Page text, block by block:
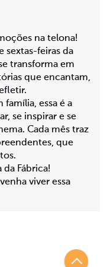
na telona!
sextas-feiras da
transforma em
que encantam,
essa é a
se inspirar e se
Cada mês traz
que
Fábrica!
viver essa